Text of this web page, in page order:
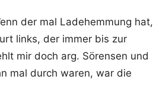
der mal Ladehemmung hat,
links, der immer bis zur
mir doch arg. Sörensen und
mal durch waren, war die